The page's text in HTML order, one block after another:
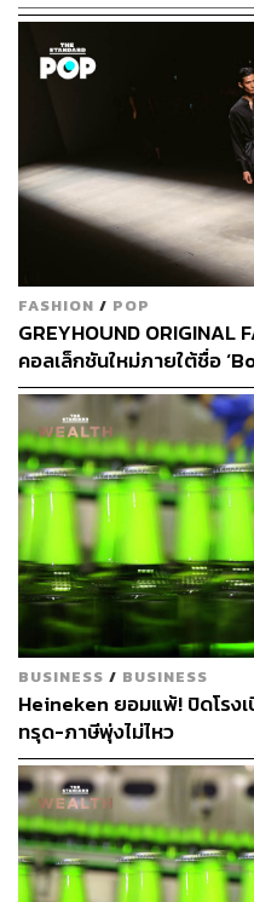
TAGS: Heineken Open Your
THE
กองบร
FASHION / POP
GREYHOUND ORIGINAL
คอลเล็กชันใหม่ภายใต้ชื่อ
BUSINESS / BUSINESS
Heineken ยอมแพ้! ปิดโรง
ทรุด-ภาษีพุ่งไม่ไหว